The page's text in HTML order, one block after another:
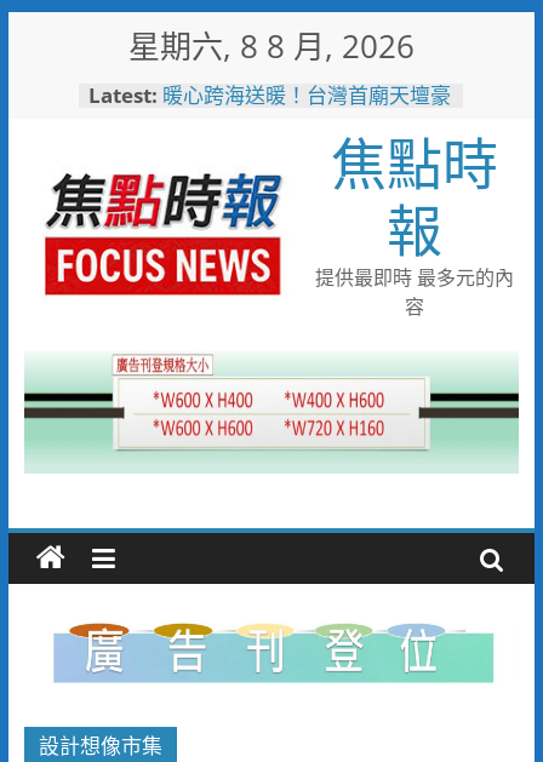
星期六, 8 8 月, 2026
Latest: 暖心跨海送暖！台灣首廟天壇豪
埔里鎮以西部牛仔風 歡慶父親
警友辦事處大力相挺！岡山分局
送上「父親節」暖心祝福
守望相助的暖心守護 湖內警消
聯手破門化解獨居翁的危機
歡慶父親節！《台中通
TCPASS》APP 攜手在地名店熱
焦點時
報
提供最即時 最多元的內
容
設計想像市集